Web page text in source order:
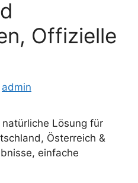
Offizielle
admin
Lösung für
Österreich &
einfache